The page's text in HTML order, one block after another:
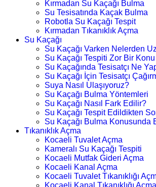
Kırmadan Su Kaçağı Bulma
Su Tesisatında Kaçak Bulma
Robotla Su Kaçağı Tespit
Kırmadan Tıkanıklık Açma
Su Kaçağı
Su Kaçağı Varken Nelerden
Su Kaçağı Tespiti Zor Bir
Su Kaçağında Tesisatçı Ne
Su Kaçağı İçin Tesisatçı
Suya Nasıl Ulaşıyoruz?
Su Kaçağı Bulma Yöntemleri
Su Kaçağı Nasıl Fark Edilir?
Su Kaçağı Tespit Edildikten
Su Kaçağı Bulma Konusunda
Tıkanıklık Açma
Kocaeli Tuvalet Açma
Kameralı Su Kaçağı Tespiti
Kocaeli Mutfak Gideri Açma
Kocaeli Kanal Açma
Kocaeli Tuvalet Tıkanıklığı
Kocaeli Kanal Tıkanıklığı Açma